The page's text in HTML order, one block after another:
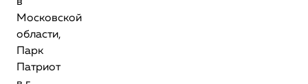
Московской
области,
Парк
Патриот